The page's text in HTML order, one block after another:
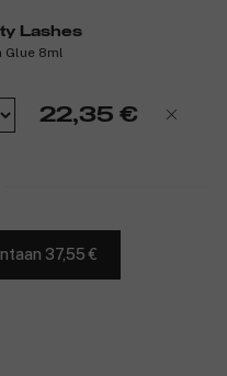
Lashes
Glue 8ml
22,35 €
37,55 €